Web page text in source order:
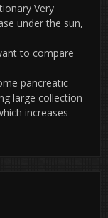
Very
under the sun,
to compare
pancreatic
large collection
increases